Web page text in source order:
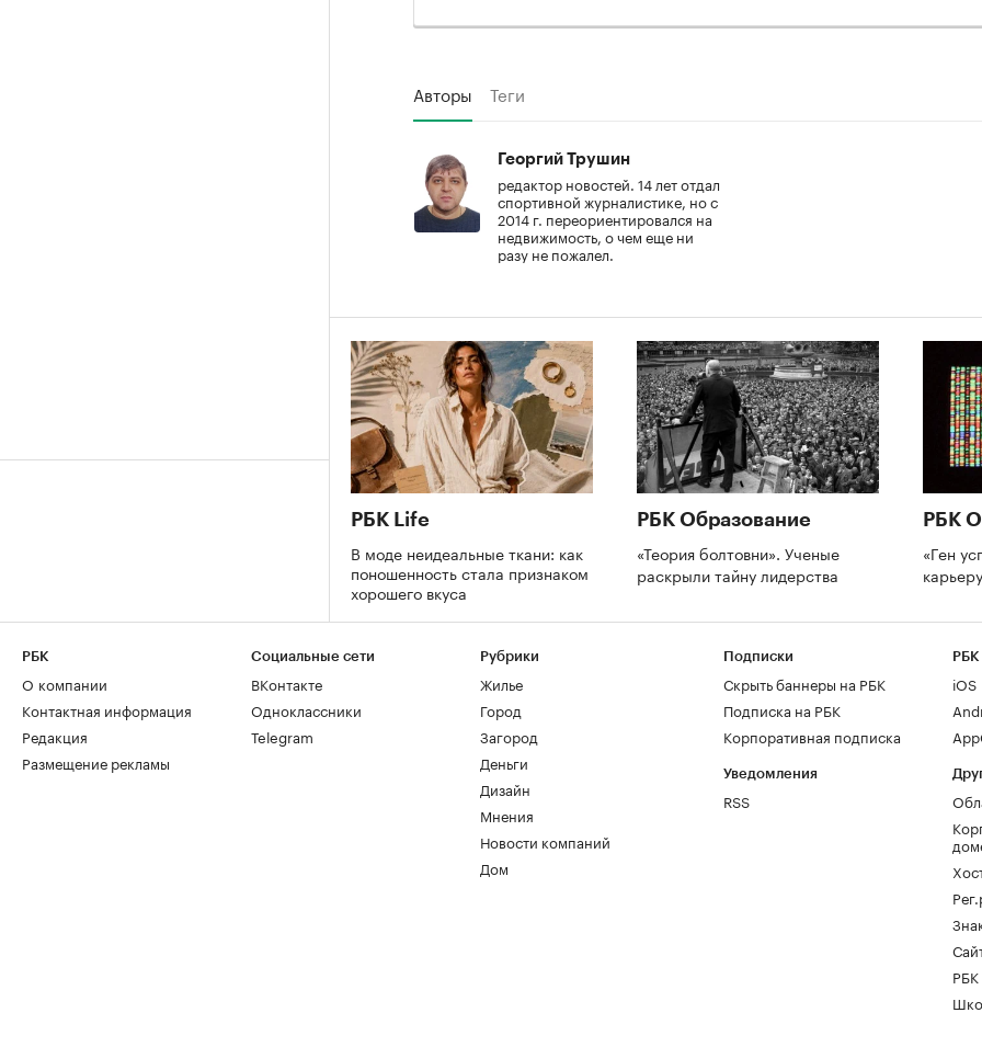
Авторы Теги
Георгий Трушин
редактор новостей. 14 лет отдал
спортивной журналистике, но с
2014 г. переориентировался на
недвижимость, о чем еще ни
разу не пожалел.
РБК Life
В моде неидеальные ткани: как
поношенность стала признаком
хорошего вкуса
РБК Образование
«Теория болтовни». Ученые
раскрыли тайну лидерства
РБК
«Ген
РБК
О компании
Контактная информация
Редакция
Размещение рекламы
Социальные сети
ВКонтакте
Одноклассники
Telegram
Рубрики
Жилье
Город
Загород
Деньги
Дизайн
Мнения
Новости компаний
Дом
Подписки
Скрыть баннеры на РБК
Подписка на РБК
Корпоративная подписка
Уведомления
RSS
РБК
iOS